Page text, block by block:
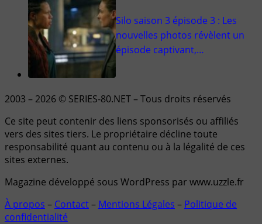
Silo saison 3 épisode 3 : Les
nouvelles photos révèlent un
épisode captivant,…
2003 – 2026 © SERIES-80.NET – Tous droits réservés
Ce site peut contenir des liens sponsorisés ou affiliés
vers des sites tiers. Le propriétaire décline toute
responsabilité quant au contenu ou à la légalité de ces
sites externes.
Magazine développé sous WordPress par www.uzzle.fr
À propos – Contact– Mentions Légales – Politique de
confidentialité